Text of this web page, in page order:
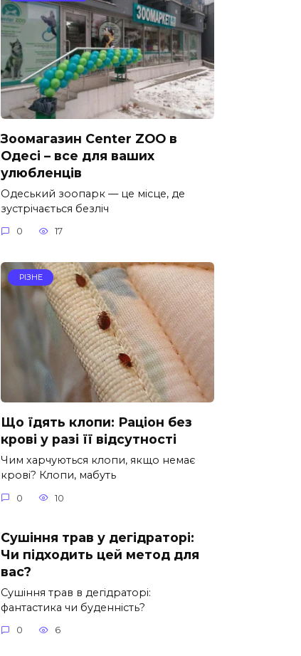
Зоомагазин Center ZOO в
Одесі – все для ваших
улюбленців
Одеський зоопарк — це місце, де
зустрічається безліч
0 17
РІЗНЕ
Що їдять клопи: Раціон без
крові у разі її відсутності
Чим харчуються клопи, якщо немає
крові? Клопи, мабуть
0 10
Сушіння трав у дегідраторі:
Чи підходить цей метод для
вас?
Сушіння трав в дегідраторі:
фантастика чи буденність?
0 6